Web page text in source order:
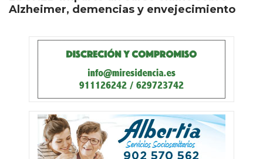
Alzheimer, demencias y envejecimiento